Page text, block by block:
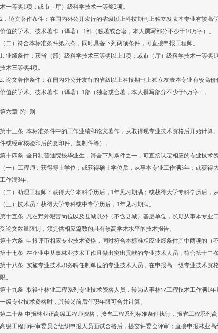
术一等奖1项；或市（厅）级科学技术一等奖2项。
2．论文著作条件：在国内外公开发行的省级以上科技期刊上独立发表本专业有较高
价值的学术、技术著作（译著） 1部（独著或合著，本人撰写部分不少于10万字）。
（二）符合本标准条件第六条，同时具备下列两项条件，可直接申报工程师。
1. 业绩条件：获省（部）级科学技术三等奖以上1项；或市（厅）级科学技术一等
技术三等奖4项。
2. 论文著作条件：在国内外公开发行的省级以上科技期刊上独立发表本专业有较高
价值的学术、技术著作（译著）1部（独著或合著，本人撰写部分不少于5万字）。
第六章 附 则
第十三条 本标准条件中的工作业绩和论文著作，从取得现专业技术资格后开始计算
件或经审核验印后的复印件、复制件等）。
第十四条 全日制普通院校毕业生，符合下列条件之一，可直接认定相应的专业技术
（一）工程师：获得博士学位；或获得硕士学位后，从事本专业工作满3年；或获
工作满3年。
（二）助理工程师：获得大学本科学历后，1年见习期满；或获得大学专科学历后，
（三）技术员：获得大学专科或中专学历后，1年见习期满。
第十五条 凡在野外艰苦岗位以及县城以外（不含县城）基层单位，长期从事本专业
受论文数量限制，须提供相应篇数的具有较高学术水平的技术报告。
第十六条 申报评审相应专业技术资格，同时符合本标准相应业绩条件其中两项的（
第十七条 在企业中从事林业技术工作且做出突出贡献的专业技术人员，符合第十二
第十八条 实施专业技术职务聘任制单位的专业技术人员，在申报高一级专业技术资
限。
第十九条 取得非林业工程系列专业技术资格人员，转岗从事林业工程技术工作满1
一级专业技术资格时，其转岗前后任职年限可合并计算。
第二十条 申报林业正高级工程师资格，按省工程系列标准条件执行，报省工程系列
高级工程师评审委员会组织申报人员面试合格后，提交评委会评审；直接申报林业